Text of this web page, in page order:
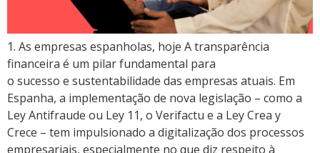
1. As empresas espanholas, hoje A transparência
financeira é um pilar fundamental para
o sucesso e sustentabilidade das empresas atuais. Em
Espanha, a implementação de nova legislação – como a
Ley Antifraude ou Ley 11, o Verifactu e a Ley Crea y
Crece – tem impulsionado a digitalização dos processos
empresariais, especialmente no que diz respeito à